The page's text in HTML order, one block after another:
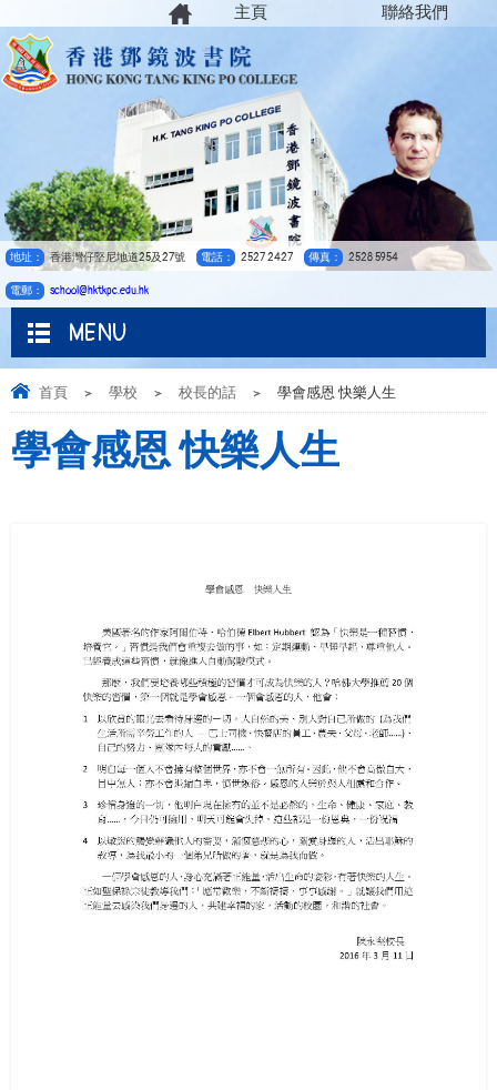
地址： 香港灣仔堅尼地道25及27號 電話： 2527 2427 傳真： 2528 5954
電郵： school@hktkpc.edu.hk
聯絡我們
主頁
MENU
首頁 > 學校 > 校長的話 > 學會感恩 快樂人生
學會感恩 快樂人生